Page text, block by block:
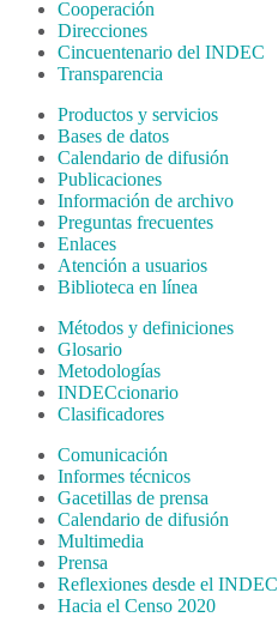
Cooperación
Direcciones
Cincuentenario del INDEC
Transparencia
Productos y servicios
Bases de datos
Calendario de difusión
Publicaciones
Información de archivo
Preguntas frecuentes
Enlaces
Atención a usuarios
Biblioteca en línea
Métodos y definiciones
Glosario
Metodologías
INDECcionario
Clasificadores
Comunicación
Informes técnicos
Gacetillas de prensa
Calendario de difusión
Multimedia
Prensa
Reflexiones desde el INDEC
Hacia el Censo 2020